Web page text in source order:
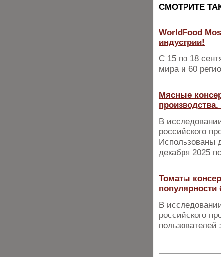
CМОТРИТЕ
WorldFood
индустрии!
С 15 по 18
мира и 60
Мясные
В
российского
Использованы
декабря 2025
Томаты
популярности
В
российского